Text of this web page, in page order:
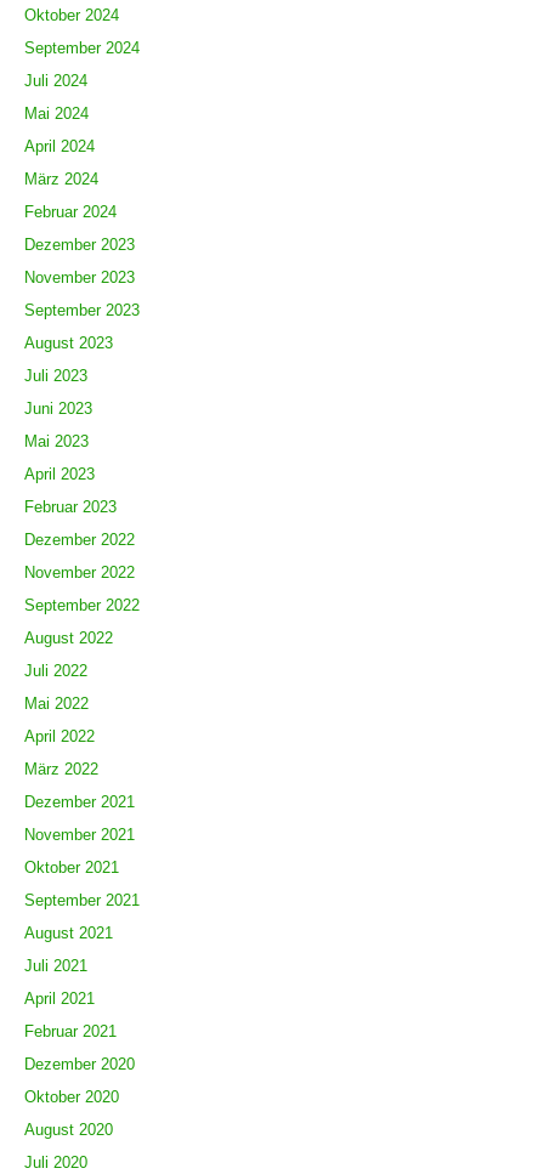
Oktober 2024
September 2024
Juli 2024
Mai 2024
April 2024
März 2024
Februar 2024
Dezember 2023
November 2023
September 2023
August 2023
Juli 2023
Juni 2023
Mai 2023
April 2023
Februar 2023
Dezember 2022
November 2022
September 2022
August 2022
Juli 2022
Mai 2022
April 2022
März 2022
Dezember 2021
November 2021
Oktober 2021
September 2021
August 2021
Juli 2021
April 2021
Februar 2021
Dezember 2020
Oktober 2020
August 2020
Juli 2020